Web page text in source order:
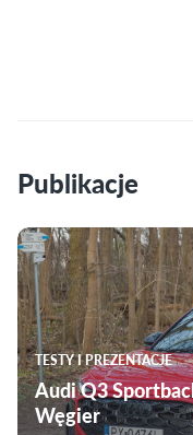
Publikacje
TESTY I PREZENTACJE
Audi Q3
Węgier